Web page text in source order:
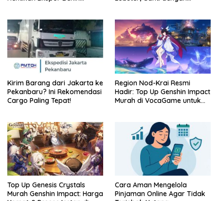
Kirim Barang dari Jakarta ke
Pekanbaru? Ini Rekomendasi
Cargo Paling Tepat!
Region Nod-Krai Resmi
Hadir: Top Up Genshin Impact
Murah di VocaGame untuk
Top Up Genesis Crystals
Murah Genshin Impact: Harga
Cara Aman Mengelola
Pinjaman Online Agar Tidak